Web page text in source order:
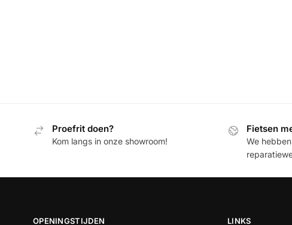
Proefrit doen?
Kom langs in onze showroom!
Fietsen
We
OPENINGSTIJDEN LINKS